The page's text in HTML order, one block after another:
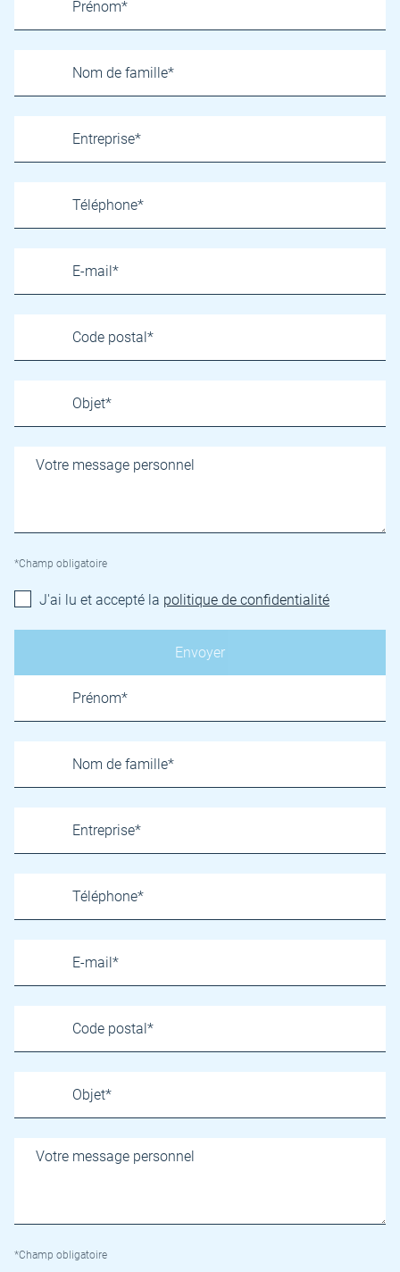
*Champ obligatoire
J'ai lu et accepté la politique de confidentialité
*Champ obligatoire